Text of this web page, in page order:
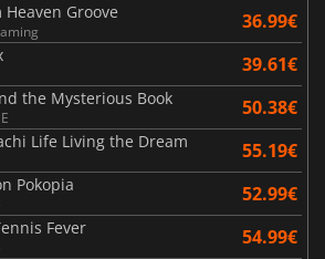
Heaven Groove 36.99€
39.61€
the Mysterious Book 50.38€
Life Living the Dream 55.19€
Pokopia 52.99€
Fever 54.99€